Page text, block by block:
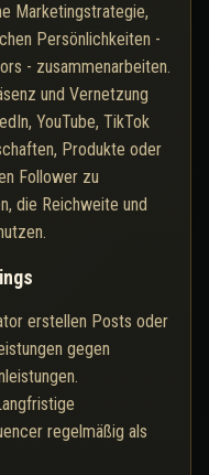
Marketingstrategie,
Persönlichkeiten -
- zusammenarbeiten.
und Vernetzung
YouTube, TikTok
Produkte oder
Follower zu
die Reichweite und
erstellen Posts oder
gegen
regelmäßig als